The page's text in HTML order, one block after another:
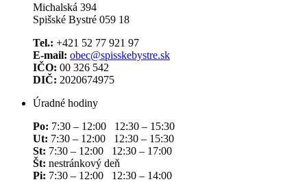
Michalská 394
Spišské Bystré 059 18
Tel.: +421 52 77 921 97
E-mail: obec@spisskebystre.sk
IČO: 00 326 542
DIČ: 2020674975
Úradné hodiny
Po: 7:30 – 12:00 12:30 – 15:30
Ut: 7:30 – 12:00 12:30 – 15:30
St: 7:30 – 12:00 12:30 – 17:00
Št: nestránkový deň
Pi: 7:30 – 12:00 12:30 – 14:00